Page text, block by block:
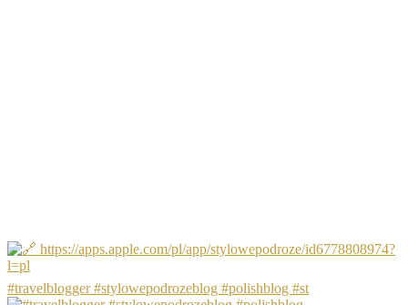
#travelblogger #stylowepodrozeblog #polishblog #st